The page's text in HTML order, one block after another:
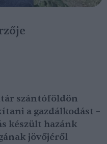
szántóföldön
a gazdálkodást –
készült hazánk
jövőjéről